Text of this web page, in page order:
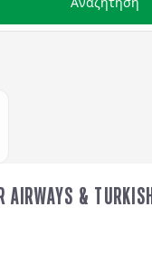
& TURKISH